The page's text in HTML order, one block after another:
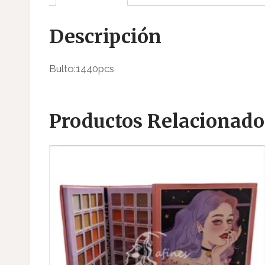
Descripción
Bulto:1440pcs
Productos